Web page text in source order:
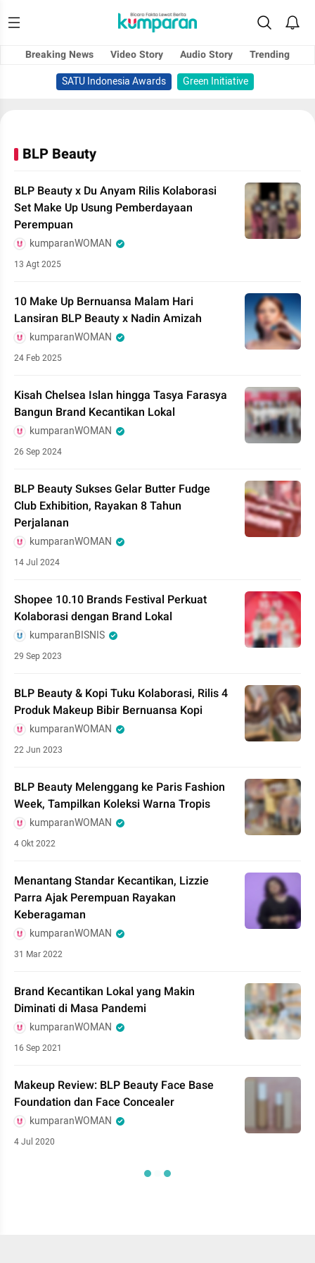
Breaking News Video Story Audio Story
Trending
SATU Indonesia Awards
Green Initiative
BLP Beauty
BLP Beauty x Du Anyam Rilis Kolaborasi
Set Make Up Usung Pemberdayaan
Perempuan
kumparanWOMAN
13 Agt 2025
10 Make Up Bernuansa Malam Hari
Lansiran BLP Beauty x Nadin Amizah
kumparanWOMAN
24 Feb 2025
Kisah Chelsea Islan hingga Tasya Farasya
Bangun Brand Kecantikan Lokal
kumparanWOMAN
26 Sep 2024
BLP Beauty Sukses Gelar Butter Fudge
Club Exhibition, Rayakan 8 Tahun
Perjalanan
kumparanWOMAN
14 Jul 2024
Shopee 10.10 Brands Festival Perkuat
Kolaborasi dengan Brand Lokal
kumparanBISNIS
29 Sep 2023
BLP Beauty & Kopi Tuku Kolaborasi, Rilis 4
Produk Makeup Bibir Bernuansa Kopi
kumparanWOMAN
22 Jun 2023
BLP Beauty Melenggang ke Paris Fashion
Week, Tampilkan Koleksi Warna Tropis
kumparanWOMAN
4 Okt 2022
Menantang Standar Kecantikan, Lizzie
Parra Ajak Perempuan Rayakan
Keberagaman
kumparanWOMAN
31 Mar 2022
Brand Kecantikan Lokal yang Makin
Diminati di Masa Pandemi
kumparanWOMAN
16 Sep 2021
Makeup Review: BLP Beauty Face Base
Foundation dan Face Concealer
kumparanWOMAN
4 Jul 2020